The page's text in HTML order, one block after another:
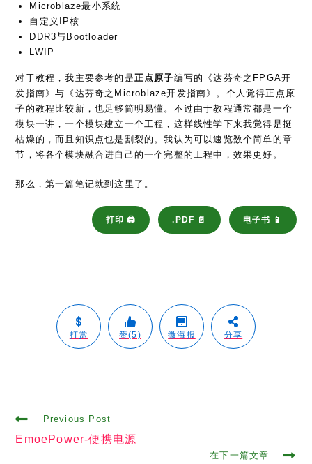
Microblaze最小系统
自定义IP核
DDR3与Bootloader
LWIP
对于教程，我主要参考的是正点原子编写的《达芬奇之FPGA开
发指南》与《达芬奇之Microblaze开发指南》。个人觉得正点原
子的教程比较新，也足够简明易懂。不过由于教程通常都是一个
模块一讲，一个模块建立一个工程，这样线性学下来我觉得是挺
枯燥的，而且知识点也是割裂的。我认为可以速览数个简单的章
节，将各个模块融合进自己的一个完整的工程中，效果更好。
那么，第一篇笔记就到这里了。
打印 🖨 .PDF 📄 电子书 📱
打赏 赞(5) 微海报 分享
Read
articles
Previous Post
EmoePower-便携电源
在下一篇文章